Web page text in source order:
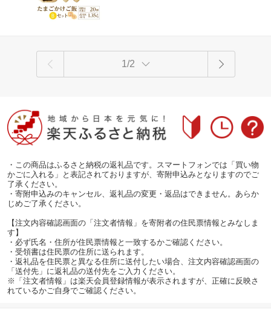
1/2
・この商品はふるさと納税の返礼品です。スマートフォンでは「買い物
かごに入れる」と表記されておりますが、寄附申込みとなりますのでご
了承ください。
・寄附申込みのキャンセル、返礼品の変更・返品はできません。あらか
じめご了承ください。
【注文内容確認画面の「注文者情報」を寄附者の住民票情報とみなしま
す】
・必ず氏名・住所が住民票情報と一致するかご確認ください。
・受領書は住民票の住所に送られます。
・返礼品を住民票と異なる住所に送付したい場合、注文内容確認画面の
「送付先」に返礼品の送付先をご入力ください。
※「注文者情報」は楽天会員登録情報が表示されますが、正確に反映さ
れているかご自身でご確認ください。